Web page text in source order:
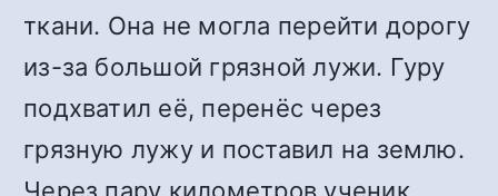
ткани. Она не могла перейти дорогу
из-за большой грязной лужи. Гуру
подхватил её, перенёс через
грязную лужу и поставил на землю.